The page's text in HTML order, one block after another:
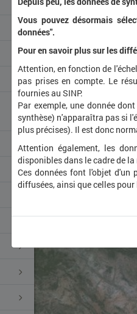
Vous pouvez désormais
données".
Pour en savoir plus sur les
Attention, en fonction de
pas prises en compte. Le
fournies au SINP.
Par exemple, une donnée
synthèse) n'apparaîtra pas si
plus précises). Il est donc
Attention également, les
disponibles dans le cadre de
Ces données font l'objet d'un
diffusées, ainsi que celles